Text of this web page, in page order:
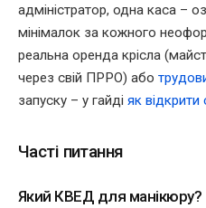
адміністратор, одна каса –
мінімалок за кожного
реальна оренда крісла
через свій ПРРО) або
запуску – у гайді як
Часті питання
Який КВЕД для манікюру?